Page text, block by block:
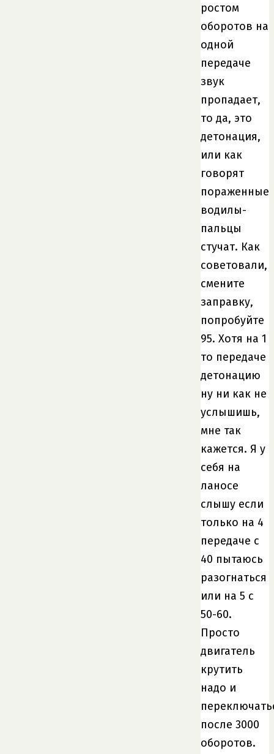
ростом
оборотов на
одной
передаче
звук
пропадает,
то да, это
детонация,
или как
говорят
пораженные
водилы-
пальцы
стучат. Как
советовали,
смените
заправку,
попробуйте
95. Хотя на 1
то передаче
детонацию
ну ни как не
услышишь,
мне так
кажется. Я у
себя на
ланосе
слышу если
только на 4
передаче с
40 пытаюсь
разогнаться
или на 5 с
50-60.
Просто
двигатель
крутить
надо и
после 3000
оборотов.